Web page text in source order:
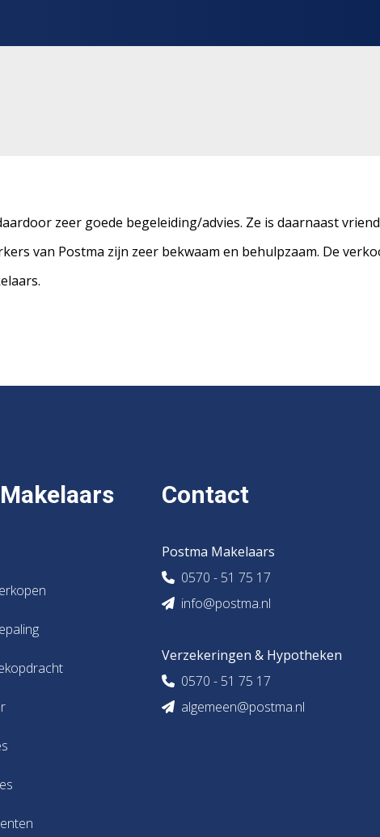
zeer goede begeleiding/advies. Ze is daarnaast
van Postma zijn zeer bekwaam en behulpzaam. De
Contact
Postma Makelaars
0570 - 51 75 17
info@postma.nl
Verzekeringen & Hypotheken
0570 - 51 75 17
algemeen@postma.nl